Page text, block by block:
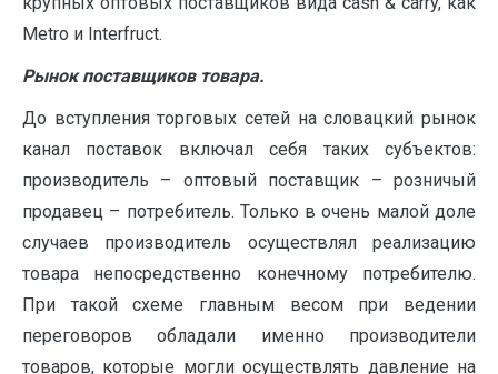
Metro и Interfruct.
Рынок поставщиков товара.
До вступления торговых сетей на словацкий рынок
канал поставок включал себя таких субъектов:
производитель – оптовый поставщик – розничый
продавец – потребитель. Только в очень малой доле
случаев производитель осуществлял реализацию
товара непосредственно конечному потребителю.
При такой схеме главным весом при ведении
переговоров обладали именно производители
товаров, которые могли осуществлять давление на